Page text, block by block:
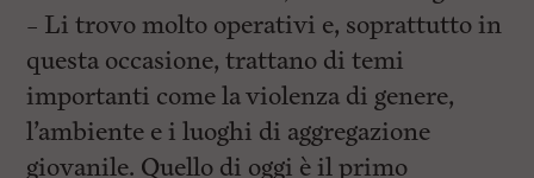
– Li trovo molto operativi e, soprattutto in
questa occasione, trattano di temi
importanti come la violenza di genere,
l’ambiente e i luoghi di aggregazione
giovanile. Quello di oggi è il primo